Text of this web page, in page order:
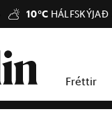
10°C HÁLFSKÝJAÐ
Fréttir